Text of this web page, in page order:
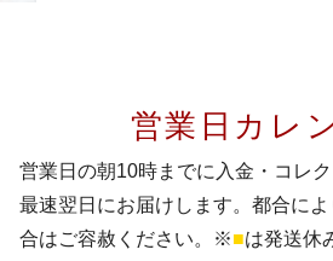
営業日カレ
営業日の朝10時までに入金・コレ
最速翌日にお届けします。都合に
合はご容赦ください。※■は発送休